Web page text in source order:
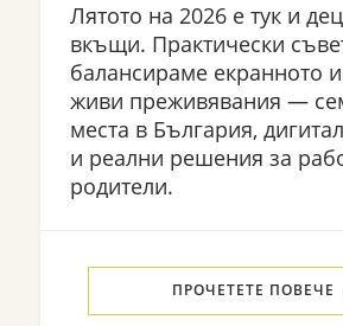
Лятото на 2026 е тук и
вкъщи. Практически
балансираме екранното
живи преживявания —
места в България,
и реални решения за
родители.
ПРОЧЕТЕТЕ ПОВЕЧЕ